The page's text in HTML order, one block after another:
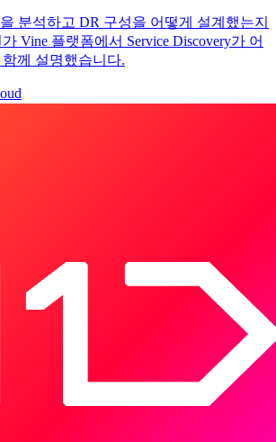
분석하고 DR 구성을 어떻게 설계했는지
Vine 플랫폼에서 Service Discovery가 어
께 설명했습니다.